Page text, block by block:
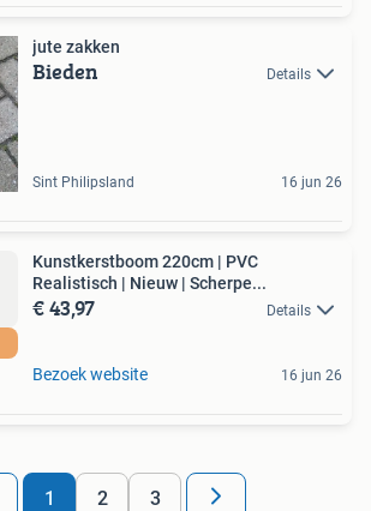
jute zakken
Bieden Details
Sint Philipsland 16 jun 26
Kunstkerstboom 220cm | PVC
Realistisch | Nieuw | Scherpe...
€ 43,97 Details
Bezoek website 16 jun 26
1 2 3